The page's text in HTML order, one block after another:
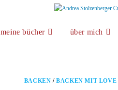
meine bücher über mich
BACKEN /BACKEN MIT LOVE